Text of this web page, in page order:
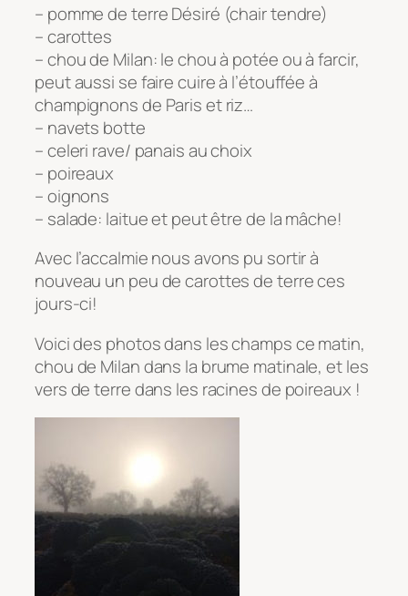
– pomme de terre Désiré (chair tendre)
– carottes
– chou de Milan: le chou à potée ou à farcir,
peut aussi se faire cuire à l’étouffée à
champignons de Paris et riz…
– navets botte
– celeri rave/ panais au choix
– poireaux
– oignons
– salade: laitue et peut être de la mâche!
Avec l’accalmie nous avons pu sortir à
nouveau un peu de carottes de terre ces
jours-ci!
Voici des photos dans les champs ce matin,
chou de Milan dans la brume matinale, et les
vers de terre dans les racines de poireaux !